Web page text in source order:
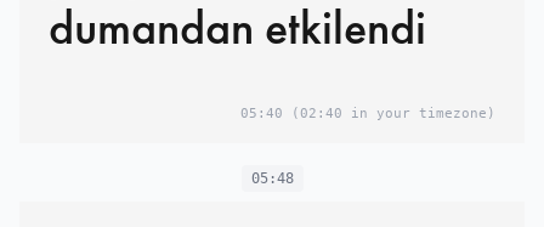
dumandan etkilendi
05:40 (02:40 in your timezone)
05:48